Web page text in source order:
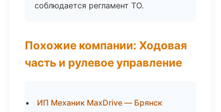
соблюдается регламент ТО.
Похожие компании: Ходовая
часть и рулевое управление
ИП Механик MaxDrive — Брянск